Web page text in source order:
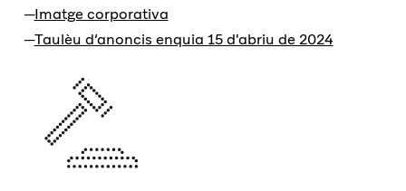
Imatge corporativa
Taulèu d’anoncis enquia 15 d'abriu de 2024